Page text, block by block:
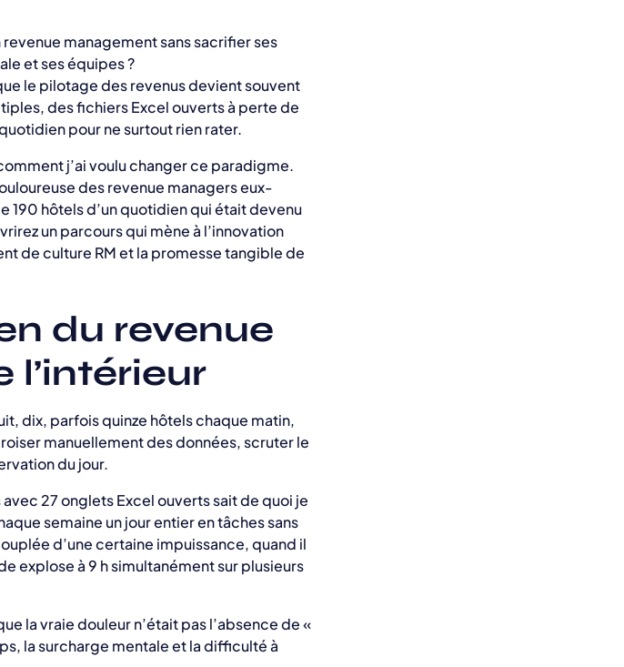
management sans sacrifier ses
et ses équipes ?
le pilotage des revenus devient souvent
des fichiers Excel ouverts à perte de
pour ne surtout rien rater.
j’ai voulu changer ce paradigme.
des revenue managers eux-
190 hôtels d’un quotidien qui était devenu
un parcours qui mène à l’innovation
de culture RM et la promesse tangible de
du revenue
l’intérieur
dix, parfois quinze hôtels chaque matin,
manuellement des données, scruter le
du jour.
27 onglets Excel ouverts sait de quoi je
semaine un jour entier en tâches sans
d’une certaine impuissance, quand il
explose à 9 h simultanément sur plusieurs
la vraie douleur n’était pas l’absence de «
la surcharge mentale et la difficulté à